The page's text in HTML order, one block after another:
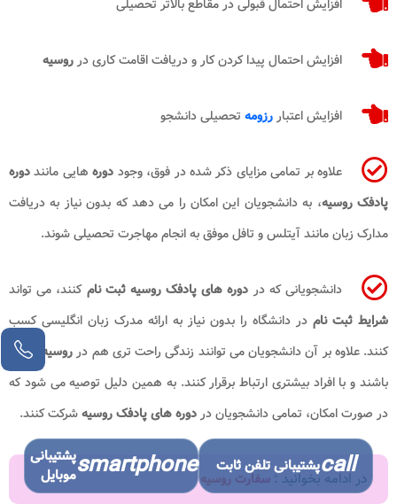
افزایش احتمال قبولی در مقاطع بالاتر تحصیلی
افزایش احتمال پیدا کردن کار و دریافت اقامت کاری درروسیه
افزایش اعتباررزومه تحصیلی دانشجو
علاوه بر تمامی مزایای ذکر شده در فوق، وجود دوره هایی ماننددوره
پادفک روسیه، به دانشجویان این امکان را می دهد که بدون نیاز به دریافت
مدارک زبان مانند آیتلس و تافل موفق به انجام مهاجرت تحصیلی شوند.
دانشجویانی که در دوره های پادفک روسیه ثبت نام کنند، می تواند
شرایط ثبت نام در دانشگاه را بدون نیاز به ارائه مدرک زبان انگلیسی کسب
کنند. علاوه بر آن دانشجویان می توانند زندگی راحت تری هم درروسیه
داشته
باشند و با افراد بیشتری ارتباط برقرار کنند. به همین دلیل توصیه می شود که
در صورت امکان، تمامی دانشجویان دردوره های پادفک روسیهشرکت کنند.
در ادامه بخوانید : سفارت روسیه callپشتیبانی تلفن ثابت smartphoneپشتیبانی
موبایل